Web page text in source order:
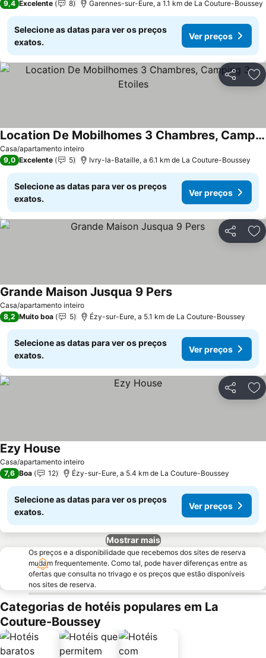
9,4 Excelente 8 Garennes-sur-Eure, a 1.1 km de La Couture-Boussey
Selecione as datas para ver os preços
exatos.
Ver preços
Partilhar
Casa/apartamento inteiro
Location De Mobilhomes 3 Chambres, Camping 3 Etoiles
9,0 Excelente 5 Ivry-la-Bataille, a 6.1 km de La Couture-Boussey
Selecione as datas para ver os preços
exatos.
Ver preços
Partilhar
Casa/apartamento inteiro
Grande Maison Jusqua 9 Pers
8,2 Muito boa 5 Ézy-sur-Eure, a 5.1 km de La Couture-Boussey
Selecione as datas para ver os preços
exatos.
Ver preços
Partilhar
Casa/apartamento inteiro
Ezy House
7,6 Boa 12 Ézy-sur-Eure, a 5.4 km de La Couture-Boussey
Selecione as datas para ver os preços
exatos.
Ver preços
Mostrar mais
Os preços e a disponibilidade que recebemos dos sites de reserva
mudam frequentemente. Como tal, pode haver diferenças entre as
ofertas que consulta no trivago e os preços que estão disponíveis
nos sites de reserva.
Categorias de hotéis populares em La
Couture-Boussey